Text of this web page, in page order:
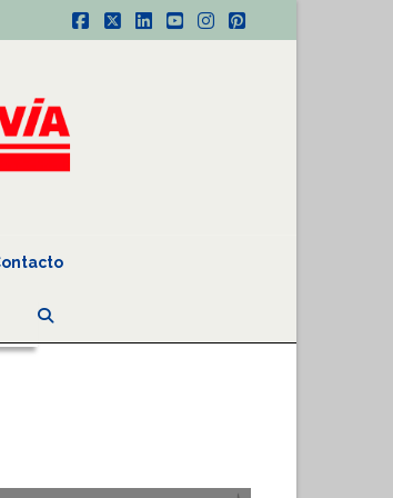
Facebook
X LinkedIn
YouTube
Instagram
Pinterest